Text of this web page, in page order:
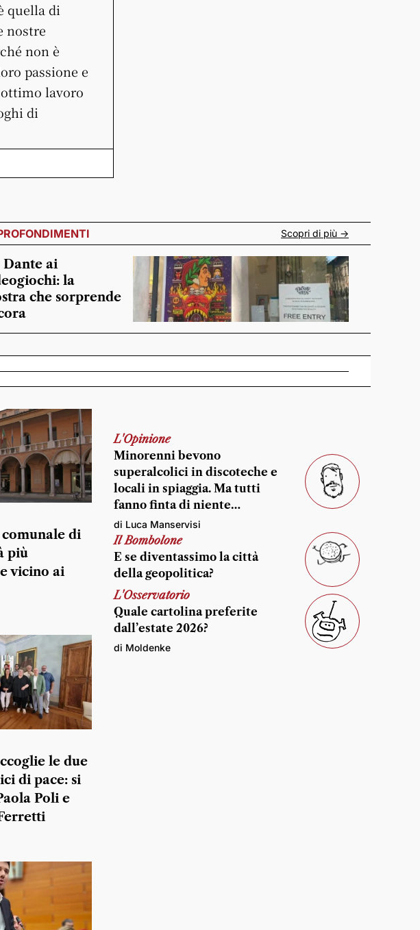
quella di
nostre
non è
passione e
lavoro
di
Scopri di più ->
Dante ai
la
che sorprende
di
più
vicino ai
le due
di pace: si
Poli e
L'Opinione
Minorenni bevono
superalcolici in discoteche e
locali in spiaggia. Ma tutti
fanno finta di niente…
di Luca Manservisi
Il Bombolone
E se diventassimo la città
della geopolitica?
L'Osservatorio
Quale cartolina preferite
dall’estate 2026?
di Moldenke